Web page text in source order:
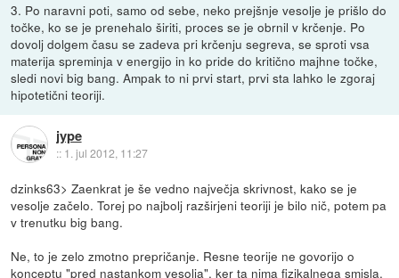
3. Po naravni poti, samo od sebe, neko prejšnje vesolje je prišlo do
točke, ko se je prenehalo širiti, proces se je obrnil v krčenje. Po
dovolj dolgem času se zadeva pri krčenju segreva, se sproti vsa
materija spreminja v energijo in ko pride do kritično majhne točke,
sledi novi big bang. Ampak to ni prvi start, prvi sta lahko le zgoraj
hipotetični teoriji.
jype
:: 1. jul 2012, 11:27
dzinks63> Zaenkrat je še vedno največja skrivnost, kako se je
vesolje začelo. Torej po najbolj razširjeni teoriji je bilo nič, potem pa
v trenutku big bang.
Ne, to je zelo zmotno prepričanje. Resne teorije ne govorijo o
konceptu "pred nastankom vesolja", ker ta nima fizikalnega smisla.